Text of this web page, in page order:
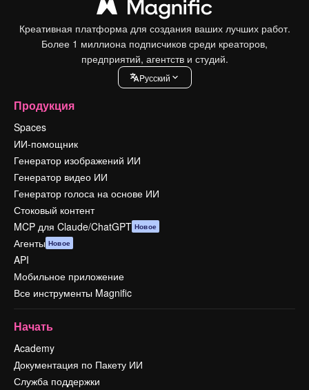
Креативная платформа для создания ваших лучших работ.
Более 1 миллиона подписчиков среди креаторов,
предприятий, агентств и студий.
Pусский
Продукция
Spaces
ИИ-помощник
Генератор изображений ИИ
Генератор видео ИИ
Генератор голоса на основе ИИ
Стоковый контент
MCP для Claude/ChatGPT Новое
Агенты Новое
API
Мобильное приложение
Все инструменты Magnific
Начать
Academy
Документация по Пакету ИИ
Служба поддержки